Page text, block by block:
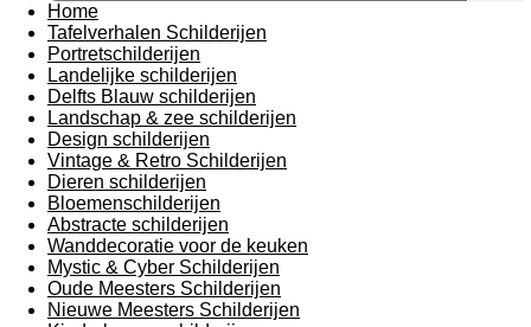
Home
Tafelverhalen Schilderijen
Portretschilderijen
Landelijke schilderijen
Delfts Blauw schilderijen
Landschap & zee schilderijen
Design schilderijen
Vintage & Retro Schilderijen
Dieren schilderijen
Bloemenschilderijen
Abstracte schilderijen
Wanddecoratie voor de keuken
Mystic & Cyber Schilderijen
Oude Meesters Schilderijen
Nieuwe Meesters Schilderijen